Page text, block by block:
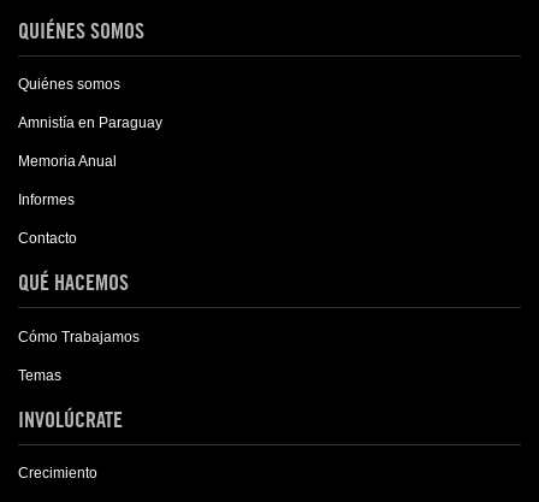
QUIÉNES SOMOS
Quiénes somos
Amnistía en Paraguay
Memoria Anual
Informes
Contacto
QUÉ HACEMOS
Cómo Trabajamos
Temas
INVOLÚCRATE
Crecimiento